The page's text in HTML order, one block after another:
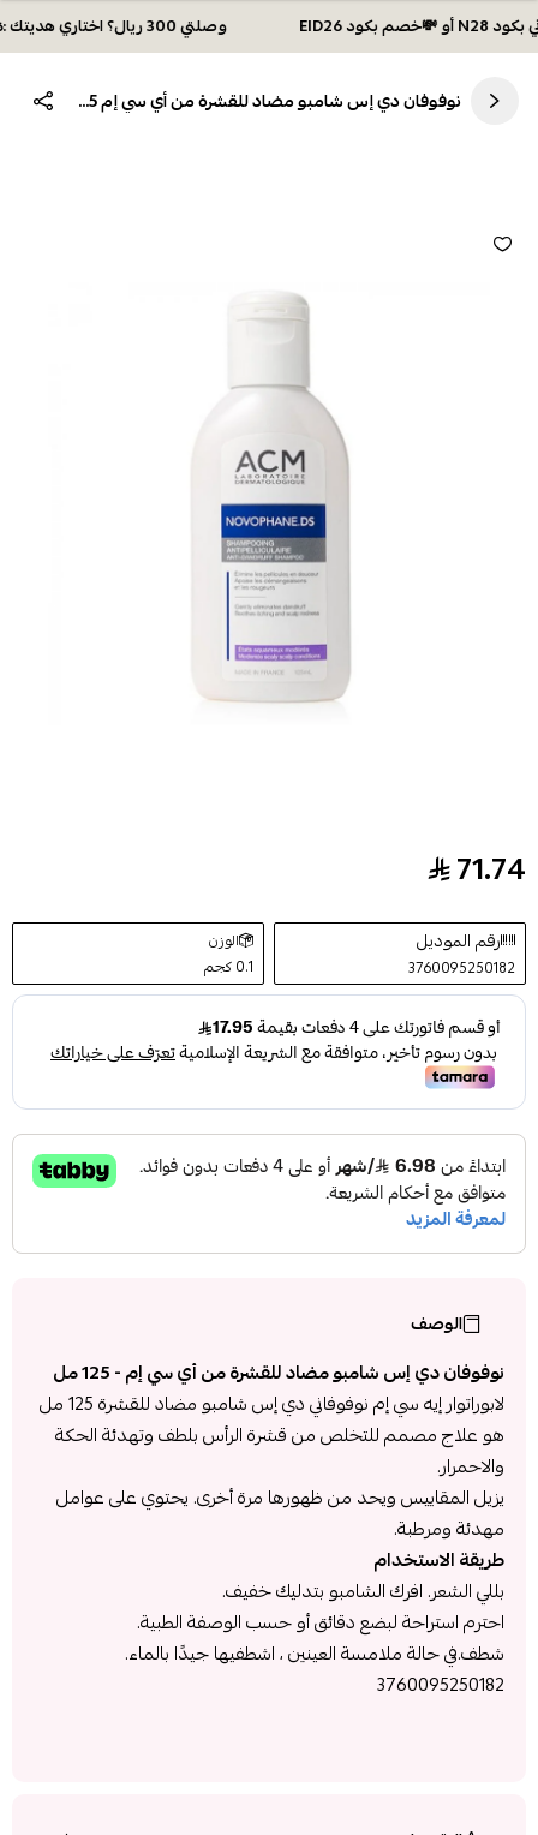
وصلتي 300 ريال؟ اختاري هديتك :🏍 شحن مجاني بكود N28 أو 💸خصم بكود EID26
نوفوفان دي إس شامبو مضاد للقشرة من أي سي إم 125 مل
نوفوفان دي إس شامبو مضاد للقشرة من أي سي إم 125 مل
71.74
رقم الموديل
3760095250182
الوزن
0.1 كجم
الوصف
نوفوفان دي إس شامبو مضاد للقشرة من أي سي إم - 125 مل
لابوراتوار إيه سي إم نوفوفاني دي إس شامبو مضاد للقشرة 125 مل
هو علاج مصمم للتخلص من قشرة الرأس بلطف وتهدئة الحكة
والاحمرار.
يزيل المقاييس ويحد من ظهورها مرة أخرى. يحتوي على عوامل
مهدئة ومرطبة.
طريقة الاستخدام
بللي الشعر. افرك الشامبو بتدليك خفيف.
احترم استراحة لبضع دقائق أو حسب الوصفة الطبية.
شطف.في حالة ملامسة العينين ، اشطفيها جيدًا بالماء.
3760095250182